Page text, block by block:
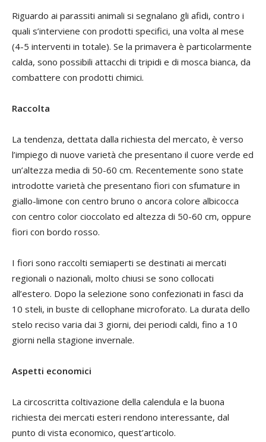
Riguardo ai parassiti animali si segnalano gli afidi, contro i
quali s’interviene con prodotti specifici, una volta al mese
(4-5 interventi in totale). Se la primavera è particolarmente
calda, sono possibili attacchi di tripidi e di mosca bianca, da
combattere con prodotti chimici.
Raccolta
La tendenza, dettata dalla richiesta del mercato, è verso
l’impiego di nuove varietà che presentano il cuore verde ed
un’altezza media di 50-60 cm. Recentemente sono state
introdotte varietà che presentano fiori con sfumature in
giallo-limone con centro bruno o ancora colore albicocca
con centro color cioccolato ed altezza di 50-60 cm, oppure
fiori con bordo rosso.
I fiori sono raccolti semiaperti se destinati ai mercati
regionali o nazionali, molto chiusi se sono collocati
all’estero. Dopo la selezione sono confezionati in fasci da
10 steli, in buste di cellophane microforato. La durata dello
stelo reciso varia dai 3 giorni, dei periodi caldi, fino a 10
giorni nella stagione invernale.
Aspetti economici
La circoscritta coltivazione della calendula e la buona
richiesta dei mercati esteri rendono interessante, dal
punto di vista economico, quest’articolo.